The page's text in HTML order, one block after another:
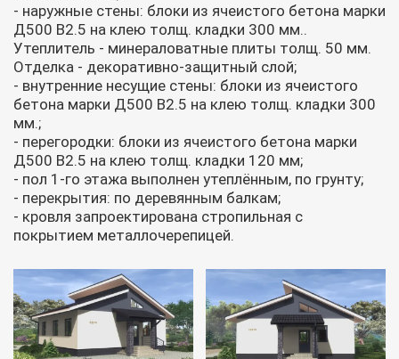
- наружные стены: блоки из ячеистого бетона марки
Д500 В2.5 на клею толщ. кладки 300 мм..
Утеплитель - минераловатные плиты толщ. 50 мм.
Отделка - декоративно-защитный слой;
- внутренние несущие стены: блоки из ячеистого
бетона марки Д500 В2.5 на клею толщ. кладки 300
мм.;
- перегородки: блоки из ячеистого бетона марки
Д500 В2.5 на клею толщ. кладки 120 мм;
- пол 1-го этажа выполнен утеплённым, по грунту;
- перекрытия: по деревянным балкам;
- кровля запроектирована стропильная с
покрытием металлочерепицей.